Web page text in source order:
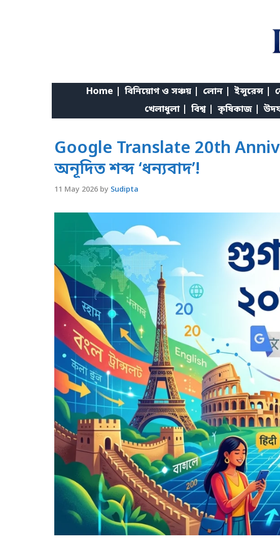
Home | বিনিয়োগ ও সঞ্চয় | লোন | ইন্সুরেন্স |
খেলাধুলা |
বিশ্ব | কৃষিকাজ |
Google Translate 20th
অনূদিত শব্দ ‘ধন্যবাদ’!
11 May 2026 by Sudipta